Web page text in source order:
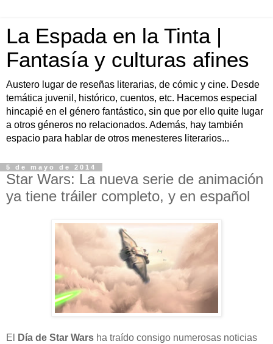
La Espada en la Tinta |
Fantasía y culturas afines
Austero lugar de reseñas literarias, de cómic y cine. Desde
temática juvenil, histórico, cuentos, etc. Hacemos especial
hincapié en el género fantástico, sin que por ello quite lugar
a otros géneros no relacionados. Además, hay también
espacio para hablar de otros menesteres literarios...
5 de mayo de 2014
Star Wars: La nueva serie de animación
ya tiene tráiler completo, y en español
E Día de Star Wars ha traído consigo numerosas noticias